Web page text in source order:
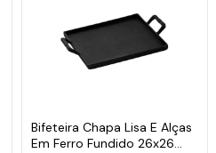
Bifeteira Chapa Lisa E Alças
Em Ferro Fundido 26x26